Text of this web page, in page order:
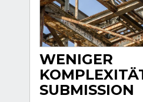
WENIGER
SUBMISSION